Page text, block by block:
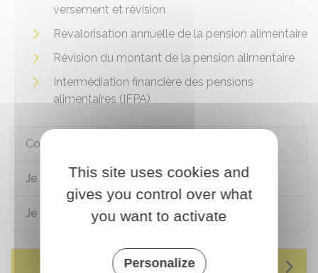
versement et révision
Revalorisation annuelle de la pension alimentaire
Révision du montant de la pension alimentaire
Intermédiation financière des pensions
alimentaires (IFPA)
Comment faire si...
Je déménage en France
Je me sépare
Services en ligne et formulaires
This site uses cookies and
gives you control over what
you want to activate
Personalize